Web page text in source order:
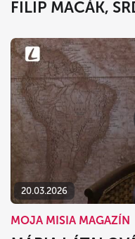
FILIP MACÁK,
20.03.2026
MOJA MISIA MAGAZÍN